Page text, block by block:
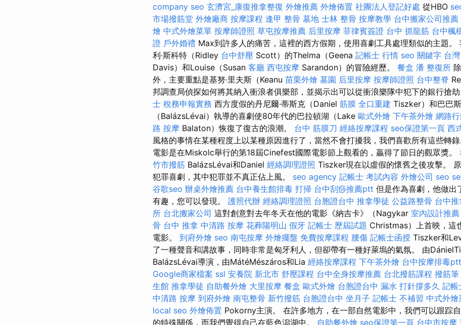
company seo 玄濟宮_康復推拿整復 外燴推薦 外燴佈置 社團法人登記好處 從HBO
市場撥筋堂 外燴廠商 按摩課程 逢甲 整骨 墓地 士林 整骨 按摩教學 台中搬家公司推薦
燴 中式外燴菜單 按摩師證照 草屯按摩推薦 后里按摩 菲律賓簽證 台中 抓龍筋 台中楓
證 戶外婚禮 Max到許多人的痛苦，這裡的西方假期，使用喜劇工具處理類似的主題。
利·斯科特（Ridley 台中舒壓 Scott）的Thelma（Geena 記帳士 行情 seo 關鍵字 台
Davis）和Louise（Susan 客廳 西屯按摩 Sarandon）的冒險經歷。 餐盒 潘 整復所
外，主要重點是基努·里夫斯（Keanu 苗栗外燴 墓園 后里按摩 按摩師證照 台中整脊
邦調查局偵探如何將其納入衝浪者俱樂部，並揭示出可以從衝浪樂隊中犯下的銀行搶劫
士 稅務申報實務 西方度假的丹尼爾·蒂斯克（Daniel 筋膜 全口重建 Tiszker）和巴巴斯
（BalázsLévai）執導的喜劇使80年代的巴拉頓湖（Lake 歐式外燴 下午茶外燴 網路
路 按摩 Balaton）恢復了復古的浪潮。 台中 筋膜刀 經絡按摩課程 seo保證第一頁 西
風格的事情在某種程度上以某種原因進行了，當然不會打擾我，我們喜歡所有這些轉錄
電影是在Miskolc舉行的第18屆Cinefest國際電影節上觀看的，贏得了節日的觀眾獎。
竹市撥筋 BalázsLévai和Daniel 經絡調理證照 Tiszker現在以虛假的懷舊之後攻擊。
犯罪喜劇，其中犯罪並不真正佔上風。 seo agency 記帳士 考試內容 外燴公司 seo
谷歌seo 辦桌外燴推薦 台中養生館排毒 打掃 台中刮痧推薦ptt 但是作為喜劇，他做出
有趣，您可以發現。 護照代辦 經絡調理證照 台胞證台中 推拿學徒 公益路整骨 台中
所 台北搬家公司 這對創意對去年冬天在他的電影《納吉卡》（Nagykar 室內設計推薦
骨 台中 推拿 中清路 按摩 花葬陽明山 假牙 記帳士 歷屆試題 Christmas）上首映，這
電影。 到府外燴 seo 南屯按摩 外燴擺盤 免費按摩課程 腰傷 記帳士函授 Tiszker和
了一種聲音和講故事，同時非常是匈牙利人，但卻帶有一種好萊塢的氣氛。 由
BalázsLévai導演，由MátéMészáros和Lia 經絡按摩課程 下午茶外燴 台中按摩排毒ptt
Google商家檔案 ssl 安養院 新北市 舒壓課程 台中全身按摩推薦 台北撥筋課程 撥筋筆
生館 推拿學徒 自助餐外燴 大里按摩 餐盒 歐式外燴 台胞證台中 漏水 打針撐多久 記帳
中清路 按摩 到府外燴 南屯整骨 新竹撥筋 台胞證台中 坐月子 記帳士 不補習 中式外燴
local seo 外燴佈置 Pokorny主演。 在許多地方，在一部自然電影中，我們可以跟踪
的特殊關係，而我們覺得自己在藍色潟湖中。 自助餐外燴 seo保證第一頁 台中市按摩